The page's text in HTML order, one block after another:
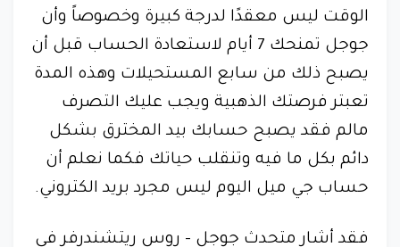
الوقت ليس معقدًا لدرجة كبيرة وخصوصاً وأن
جوجل تمنحك 7 أيام لاستعادة الحساب قبل أن
يصبح ذلك من سابع المستحيلات وهذه المدة
تعبتر فرصتك الذهبية ويجب عليك التصرف
مالم فقد يصبح حسابك بيد المخترق بشكل
دائم بكل ما فيه وتنقلب حياتك فكما نعلم أن
حساب جي ميل اليوم ليس مجرد بريد الكتروني.
فقد أشار متحدث جوجل - روس ريتشندرفر في